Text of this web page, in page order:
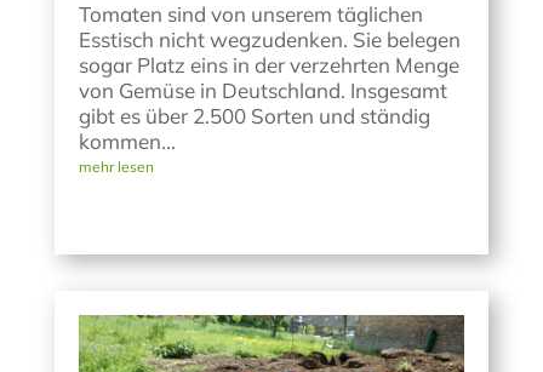
Tomaten sind von unserem täglichen
Esstisch nicht wegzudenken. Sie belegen
sogar Platz eins in der verzehrten Menge
von Gemüse in Deutschland. Insgesamt
gibt es über 2.500 Sorten und ständig
kommen...
mehr lesen